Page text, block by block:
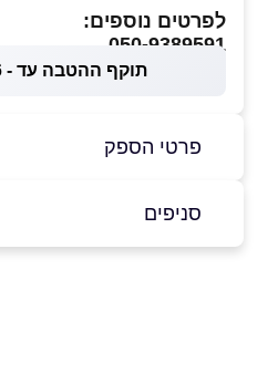
לפרטים נוספים:
050-9389591
תוקף ההטבה עד - 07.09.2026
פרטי הספק
סניפים